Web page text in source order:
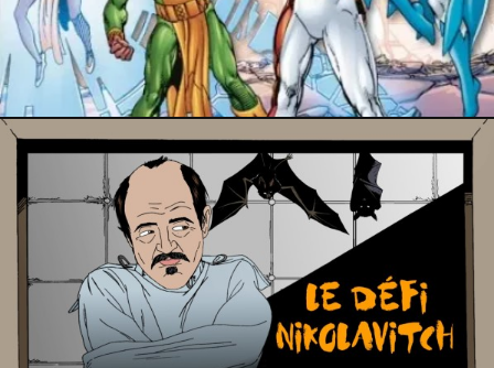
18 juin 2023